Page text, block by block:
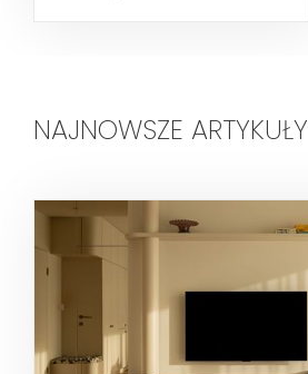
NAJNOWSZE ARTYKUŁY